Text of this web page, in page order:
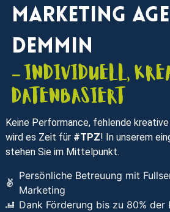
Marketing
Demmin
– individuell,
datenbasiert
Keine Performance, fehlende
wird es Zeit für #TPZ! In unserem
stehen Sie im Mittelpunkt.
Persönliche Betreuung mit
Marketing
Dank Förderung bis zu 80% der